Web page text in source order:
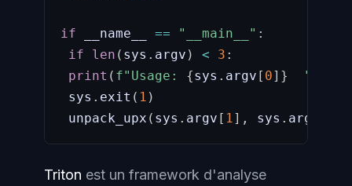
if __name__ == "__main__" :
if
len ( sys . argv ) < 3 :
print ( f"Usage: {sys . argv [ 0] }
  "
sys . exit ( 1 )
unpack_upx ( sys . argv [ 1] , sys . argv
Triton est un framework d'analyse